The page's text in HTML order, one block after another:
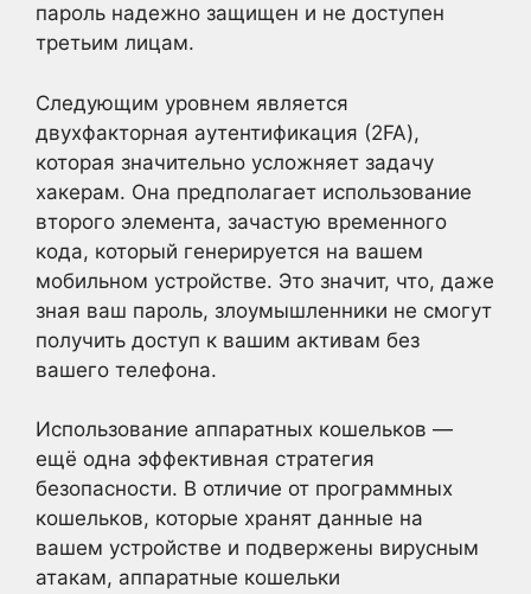
пароль надежно защищен и не доступен
третьим лицам.
Следующим уровнем является
двухфакторная аутентификация (2FA),
которая значительно усложняет задачу
хакерам. Она предполагает использование
второго элемента, зачастую временного
кода, который генерируется на вашем
мобильном устройстве. Это значит, что, даже
зная ваш пароль, злоумышленники не смогут
получить доступ к вашим активам без
вашего телефона.
Использование аппаратных кошельков —
ещё одна эффективная стратегия
безопасности. В отличие от программных
кошельков, которые хранят данные на
вашем устройстве и подвержены вирусным
атакам, аппаратные кошельки